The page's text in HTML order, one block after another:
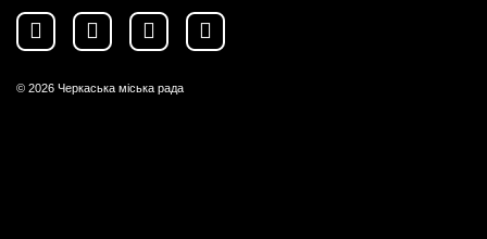
© 2026 Черкаська міська рада